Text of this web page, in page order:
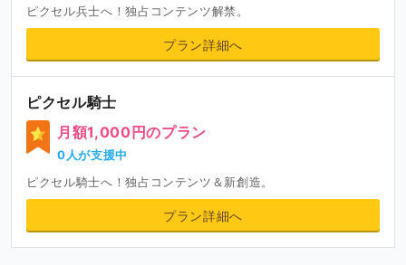
ピクセル兵士へ！独占コンテンツ解禁。
プラン詳細へ
ピクセル騎士
月額1,000円のプラン
0人が支援中
ピクセル騎士へ！独占コンテンツ＆新創造。
プラン詳細へ